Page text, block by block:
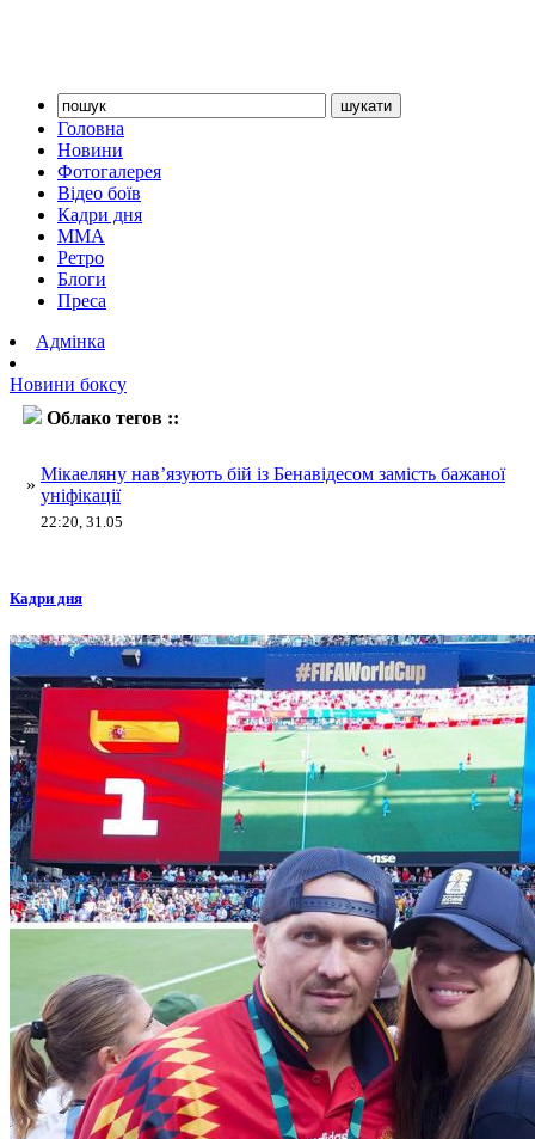
Головна
Новини
Фотогалерея
Відео боїв
Кадри дня
ММА
Ретро
Блоги
Преса
Адмінка
Новини боксу
Облако тегов ::
»
Мікаеляну нав’язують бій із Бенавідесом замість бажаної
уніфікації
22:20, 31.05
Кадри дня